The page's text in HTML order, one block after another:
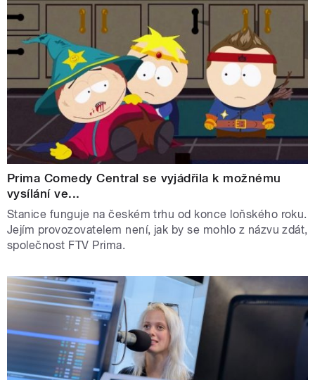
Prima Comedy Central se vyjádřila k možnému
vysílání ve...
Stanice funguje na českém trhu od konce loňského roku.
Jejím provozovatelem není, jak by se mohlo z názvu zdát,
společnost FTV Prima.